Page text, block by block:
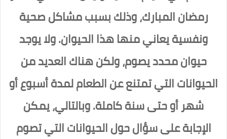
رمضان المبارك، وذلك بسبب مشاكل صحية
ونفسية يعاني منها هذا الحيوان. ولا يوجد
حيوان محدد يصوم، ولكن هناك العديد من
الحيوانات التي تمتنع عن الطعام لمدة أسبوع أو
شهر أو حتى سنة كاملة. وبالتالي، يمكن
الإجابة على سؤال حول الحيوانات التي تصوم